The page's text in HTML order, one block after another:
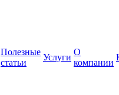
Полезные
статьи
Услуги
О
компании